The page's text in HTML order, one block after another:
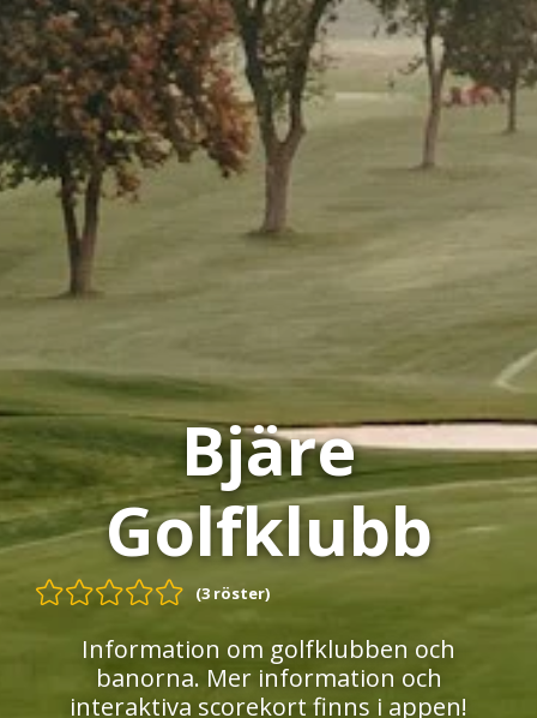
Bjäre
Golfklubb
(3 röster)
Information om golfklubben och
banorna. Mer information och
interaktiva scorekort finns i appen!